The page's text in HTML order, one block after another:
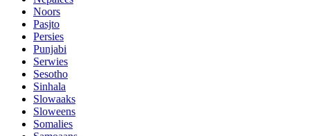
Noors
Pasjto
Persies
Punjabi
Serwies
Sesotho
Sinhala
Slowaaks
Sloweens
Somalies